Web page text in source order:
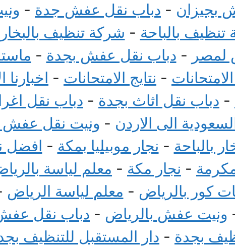
بجيزان - دباب نقل عفش جدة -
بالباحة - شركة تنظيف
لمصر - دباب نقل عفش بجدة -
الامتحانات - نتايج الامتحانات - اخبارنا
- دباب نقل اثاث بجدة - دباب نقل
الى الاردن - ونيت نقل عفش
بالباحة - نجار موبيليا بمكة - افضل
- نجار مكة - معلم لياسة
كور بالرياض - معلم لياسة الرياض
ونيت عفش بالرياض - دباب نقل
بجدة - دار المستقبل للتنظيف